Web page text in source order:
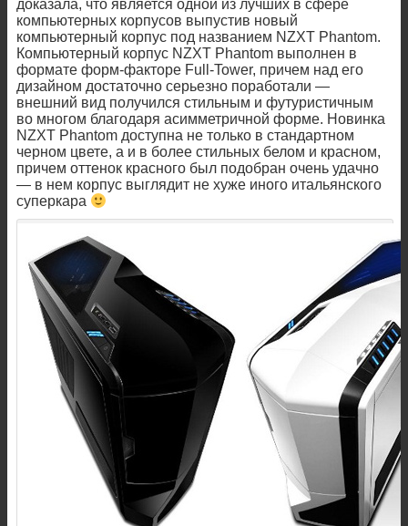
доказала, что является одной из лучших в сфере
компьютерных корпусов выпустив новый
компьютерный корпус под названием NZXT Phantom.
Компьютерный корпус NZXT Phantom выполнен в
формате форм-факторе Full-Tower, причем над его
дизайном достаточно серьезно поработали —
внешний вид получился стильным и футуристичным
во многом благодаря асимметричной форме. Новинка
NZXT Phantom доступна не только в стандартном
черном цвете, а и в более стильных белом и красном,
причем оттенок красного был подобран очень удачно
— в нем корпус выглядит не хуже иного итальянского
суперкара